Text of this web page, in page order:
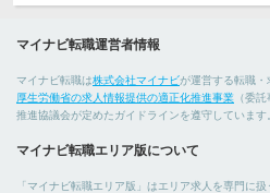
マイナビ転職運営者情報
マイナビ転職は株式会社マイナビが運営する転職・
厚生労働省の求人情報提供の適正化推進事業 （委
推進協議会が定めたガイドラインを遵守しています
マイナビ転職エリア版について
「マイナビ転職エリア版」はエリア求人を専門に扱